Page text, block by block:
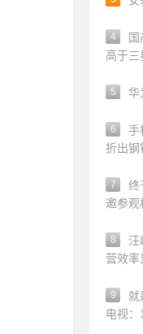
4
高于三
5 华
6
手
折出钢
7
终
邀参观
8
汪
营效率
9
就
电视：